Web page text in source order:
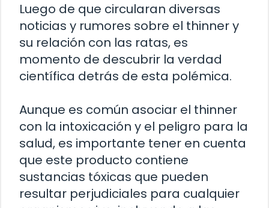
Luego de que circularan diversas
noticias y rumores sobre el thinner y
su relación con las ratas, es
momento de descubrir la verdad
científica detrás de esta polémica.
Aunque es común asociar el thinner
con la intoxicación y el peligro para la
salud, es importante tener en cuenta
que este producto contiene
sustancias tóxicas que pueden
resultar perjudiciales para cualquier